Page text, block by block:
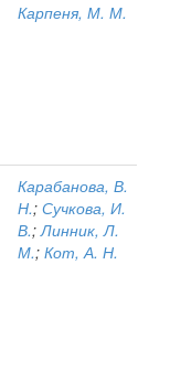
Карпеня, М. М.
Карабанова, В.
Н.; Сучкова, И.
В.;Линник, Л.
М.; Кот, А. Н.